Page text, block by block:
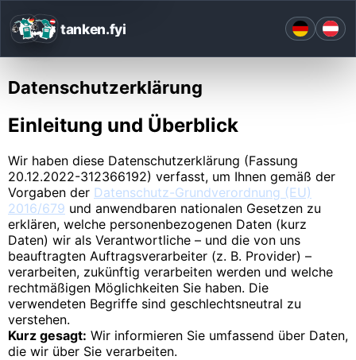
tanken.fyi
Datenschutzerklärung
Einleitung und Überblick
Wir haben diese Datenschutzerklärung (Fassung
20.12.2022-312366192) verfasst, um Ihnen gemäß der
Vorgaben der Datenschutz-Grundverordnung (EU)
2016/679 und anwendbaren nationalen Gesetzen zu
erklären, welche personenbezogenen Daten (kurz
Daten) wir als Verantwortliche – und die von uns
beauftragten Auftragsverarbeiter (z. B. Provider) –
verarbeiten, zukünftig verarbeiten werden und welche
rechtmäßigen Möglichkeiten Sie haben. Die
verwendeten Begriffe sind geschlechtsneutral zu
verstehen.
Kurz gesagt: Wir informieren Sie umfassend über Daten,
die wir über Sie verarbeiten.